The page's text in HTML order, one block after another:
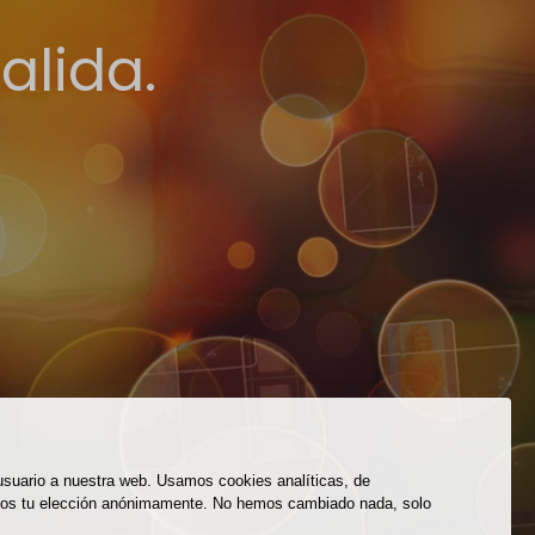
a nuestra web. Usamos cookies analíticas, de
tu elección anónimamente. No hemos cambiado nada, solo